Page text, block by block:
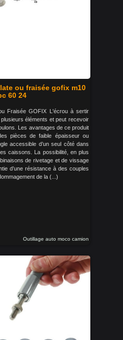
ou fraisée gofix m10
60 24
Fraisée GOFIX L'écrou à sertir
éléments et peut recevoir
Les avantages de ce produit
pièces de faible épaisseur ou
accessible d’un seul côté dans
caissons. La possibilité, en plus
de rivetage et de vissage
d’une résistance à des couples
de la (...)
Outillage auto moco camion